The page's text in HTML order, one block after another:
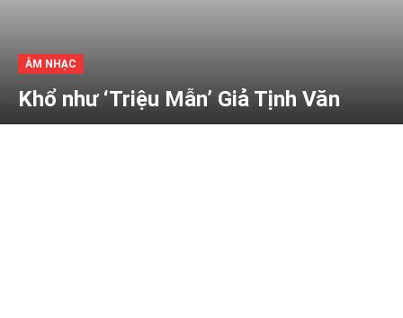
ÂM NHẠC
Khổ như ‘Triệu Mẫn’ Giả Tịnh Văn